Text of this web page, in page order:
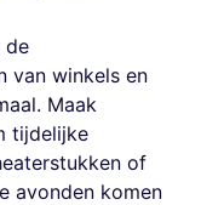
de
van winkels en
Maak
tijdelijke
of
avonden komen